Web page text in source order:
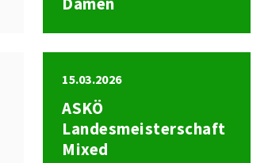
15.03.2026
ASKÖ
Landesmeisterschaft
Mixed